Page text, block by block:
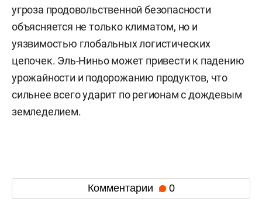
угроза продовольственной безопасности
объясняется не только климатом, но и
уязвимостью глобальных логистических
цепочек. Эль-Ниньо может привести к падению
урожайности и подорожанию продуктов, что
сильнее всего ударит по регионам с дождевым
земледелием.
Комментарии 0